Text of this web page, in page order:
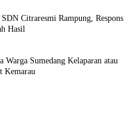
Citraresmi Rampung, Respons
Hasil
Sumedang Kelaparan atau
Kemarau